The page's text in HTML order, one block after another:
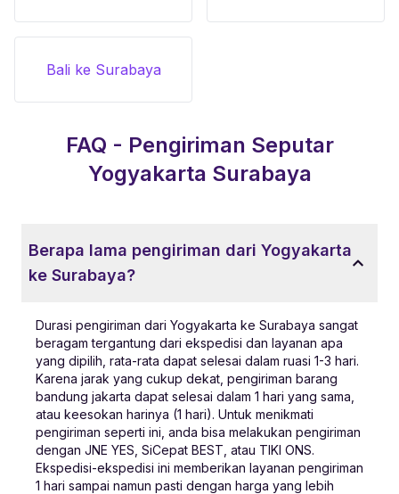
Bali ke Surabaya
FAQ - Pengiriman Seputar
Yogyakarta Surabaya
Berapa lama pengiriman dari Yogyakarta
ke Surabaya?
Durasi pengiriman dari Yogyakarta ke Surabaya sangat
beragam tergantung dari ekspedisi dan layanan apa
yang dipilih, rata-rata dapat selesai dalam ruasi 1-3 hari.
Karena jarak yang cukup dekat, pengiriman barang
bandung jakarta dapat selesai dalam 1 hari yang sama,
atau keesokan harinya (1 hari). Untuk menikmati
pengiriman seperti ini, anda bisa melakukan pengiriman
dengan JNE YES, SiCepat BEST, atau TIKI ONS.
Ekspedisi-ekspedisi ini memberikan layanan pengiriman
1 hari sampai namun pasti dengan harga yang lebih